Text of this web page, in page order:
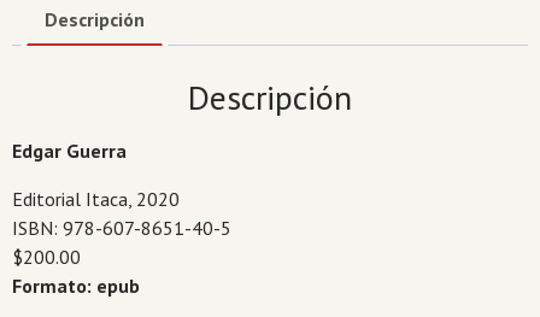
estudio
sobre
represión
de
las
movilizaciones
altermundistas
Descripción
Descripción
Edgar Guerra
Editorial Itaca, 2020
ISBN: 978-607-8651-40-5
$200.00
Formato: epub